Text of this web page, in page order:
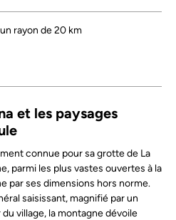
rayon de 20 km
et les paysages
connue pour sa grotte de La
parmi les plus vastes ouvertes à la
par ses dimensions hors norme.
saisissant, magnifié par un
village, la montagne dévoile